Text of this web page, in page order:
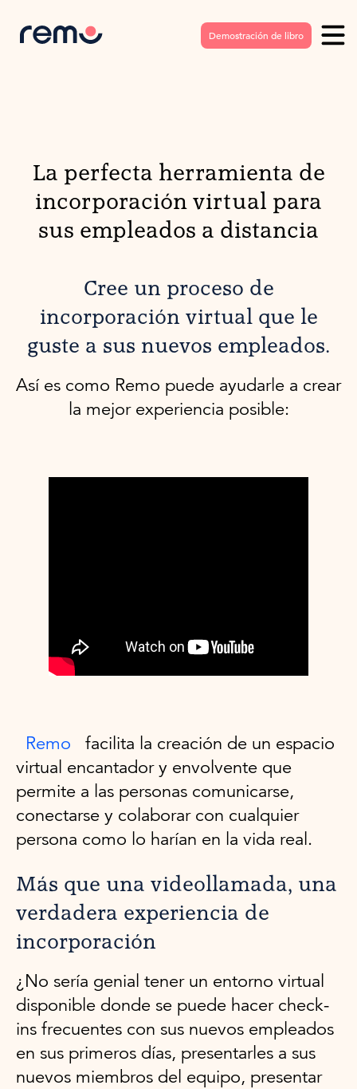
Demostración de libro
La perfecta herramienta de
incorporación virtual para
sus empleados a distancia
Cree un proceso de
incorporación virtual que le
guste a sus nuevos empleados.
Así es como Remo puede ayudarle a crear
la mejor experiencia posible:
Remo
facilita la creación de un espacio
virtual encantador y envolvente que
permite a las personas comunicarse,
conectarse y colaborar con cualquier
persona como lo harían en la vida real.
Más que una videollamada, una
verdadera experiencia de
incorporación
¿No sería genial tener un entorno virtual
disponible donde se puede hacer check-
ins frecuentes con sus nuevos empleados
en sus primeros días, presentarles a sus
nuevos miembros del equipo, presentar